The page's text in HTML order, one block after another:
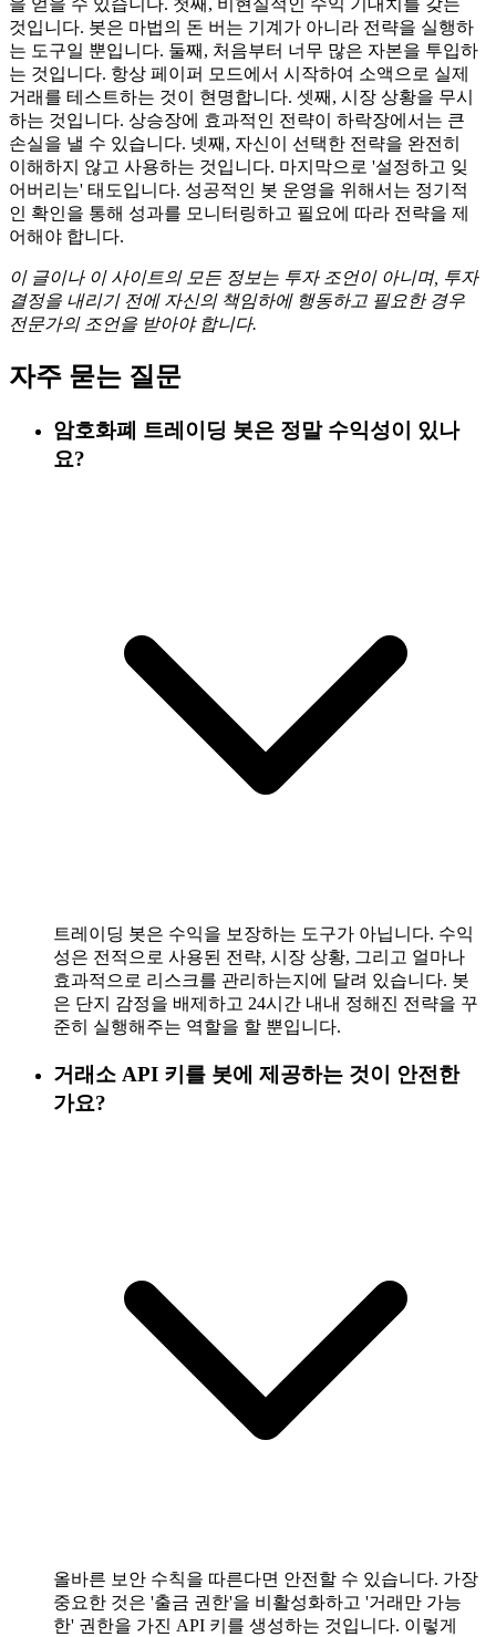
것입니다. 봇은 마법의 돈 버는 기계가 아니라 전략을 실행하
는 도구일 뿐입니다. 둘째, 처음부터 너무 많은 자본을 투입하
는 것입니다. 항상 페이퍼 모드에서 시작하여 소액으로 실제
거래를 테스트하는 것이 현명합니다. 셋째, 시장 상황을 무시
하는 것입니다. 상승장에 효과적인 전략이 하락장에서는 큰
손실을 낼 수 있습니다. 넷째, 자신이 선택한 전략을 완전히
이해하지 않고 사용하는 것입니다. 마지막으로 '설정하고 잊
어버리는' 태도입니다. 성공적인 봇 운영을 위해서는 정기적
인 확인을 통해 성과를 모니터링하고 필요에 따라 전략을 제
어해야 합니다.
이 글이나 이 사이트의 모든 정보는 투자 조언이 아니며, 투자
결정을 내리기 전에 자신의 책임하에 행동하고 필요한 경우
전문가의 조언을 받아야 합니다.
자주 묻는 질문
암호화폐 트레이딩 봇은 정말 수익성이 있나
요?
트레이딩 봇은 수익을 보장하는 도구가 아닙니다. 수익
성은 전적으로 사용된 전략, 시장 상황, 그리고 얼마나
효과적으로 리스크를 관리하는지에 달려 있습니다. 봇
은 단지 감정을 배제하고 24시간 내내 정해진 전략을 꾸
준히 실행해주는 역할을 할 뿐입니다.
거래소 API 키를 봇에 제공하는 것이 안전한
가요?
올바른 보안 수칙을 따른다면 안전할 수 있습니다. 가장
중요한 것은 '출금 권한'을 비활성화하고 '거래만 가능
한' 권한을 가진 API 키를 생성하는 것입니다. 이렇게